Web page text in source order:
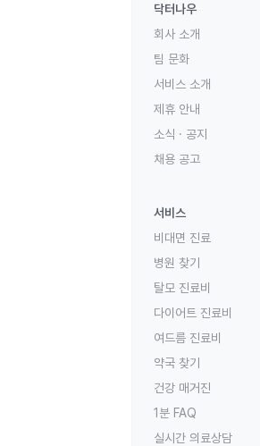
닥터나우
회사 소개
팀 문화
서비스 소개
제휴 안내
소식 · 공지
채용 공고
서비스
비대면 진료
병원 찾기
탈모 진료비
다이어트 진료비
여드름 진료비
약국 찾기
건강 매거진
1분 FAQ
실시간 의료상담